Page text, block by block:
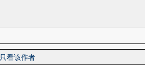
只看该作者